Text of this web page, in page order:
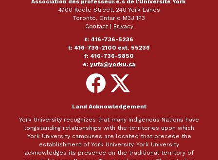
Association des professeur.e.s de l'Université York
4700 Keele Street, 240 York Lanes
Toronto, Ontario M3J 1P3
Contact|
Privacy
t: 416-736-5236
t: 416-736-2100 ext. 55236
f: 416-736-5850
e: yufa@yorku.ca
Follow
on
Facebook
Follow
on
X
Land Acknowledgement
York University recognizes that many Indigenous Nations have
longstanding relationships with the territories upon which
York University campuses are located that precede the
establishment of York University. York University
acknowledges its presence on the traditional territory of